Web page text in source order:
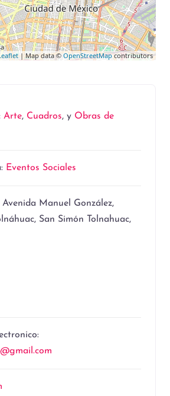
| Map data ©OpenStreetMapcontributors
Arte, Cuadros, y Obras de
Eventos Sociales
Avenida Manuel González,
San Simón Tolnahuac,
@gmail.com